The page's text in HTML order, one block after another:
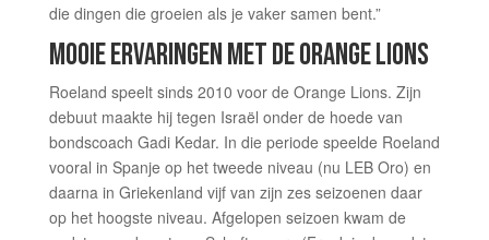
die dingen die groeien als je vaker samen bent.”
MOOIE ERVARINGEN MET DE ORANGE LIONS
Roeland speelt sinds 2010 voor de Orange Lions. Zijn
debuut maakte hij tegen Israël onder de hoede van
bondscoach Gadi Kedar. In die periode speelde Roeland
vooral in Spanje op het tweede niveau (nu LEB Oro) en
daarna in Griekenland vijf van zijn zes seizoenen daar
op het hoogste niveau. Afgelopen seizoen kwam de